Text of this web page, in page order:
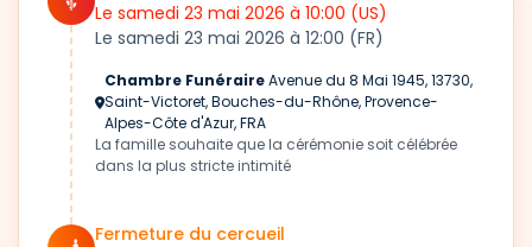
Le samedi 23 mai 2026 à 10:00 (US)
Le samedi 23 mai 2026 à 12:00 (FR)
Chambre FunéraireAvenue du 8 Mai 1945, 13730,
Saint-Victoret, Bouches-du-Rhône, Provence-
Alpes-Côte d'Azur, FRA
La famille souhaite que la cérémonie soit célébrée
dans la plus stricte intimité
Fermeture du cercueil